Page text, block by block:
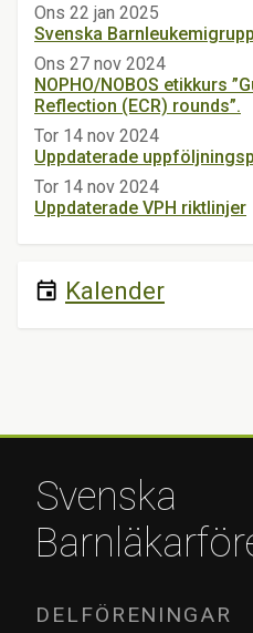
Ons 22 jan 2025
Svenska
Ons 27 nov 2024
NOPHO/NOBOS etikkurs
Reflection (ECR) rounds”.
Tor 14 nov 2024
Uppdaterade
Tor 14 nov 2024
Uppdaterade VPH riktlinjer
event Kalender
Svenska
DELFÖRENINGAR